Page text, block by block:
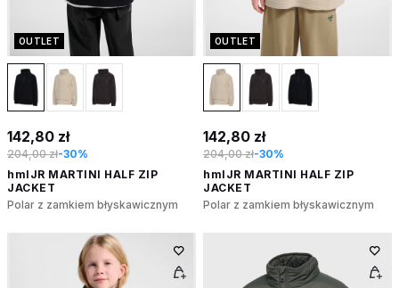
OUTLET
142,80 zł
204,00 zł-30%
hmlJR MARTINI HALF ZIP
JACKET
Polar z zamkiem błyskawicznym
OUTLET
142,80 zł
204,00 zł-30%
hmlJR MARTINI HALF ZIP
JACKET
Polar z zamkiem błyskawicznym